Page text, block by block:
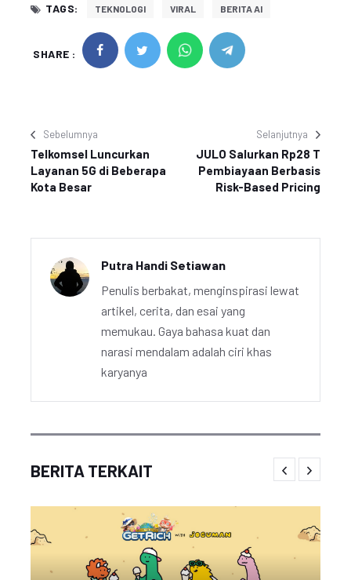
TAGS: TEKNOLOGI VIRAL BERITA AI
SHARE :
Sebelumnya
Telkomsel Luncurkan
Layanan 5G di Beberapa
Kota Besar
Selanjutnya
JULO Salurkan Rp28 T
Pembiayaan Berbasis
Risk-Based Pricing
Putra Handi Setiawan
Penulis berbakat, menginspirasi lewat
artikel, cerita, dan esai yang
memukau. Gaya bahasa kuat dan
narasi mendalam adalah ciri khas
karyanya
BERITA TERKAIT